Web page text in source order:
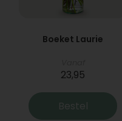
Boeket Laurie
23,95
Bestel